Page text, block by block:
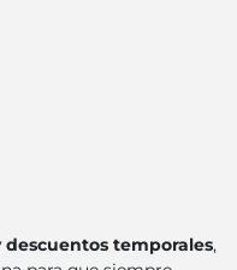
descuentos temporales,